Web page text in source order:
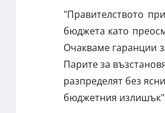
"Правителството
бюджета като
Очакваме гаранции
Парите за
разпределят без
бюджетния